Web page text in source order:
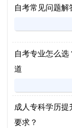
自考常见问题
自考专业怎么
道
成人专科学历提
要求？